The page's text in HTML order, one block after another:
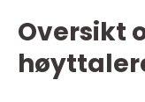
Oversikt